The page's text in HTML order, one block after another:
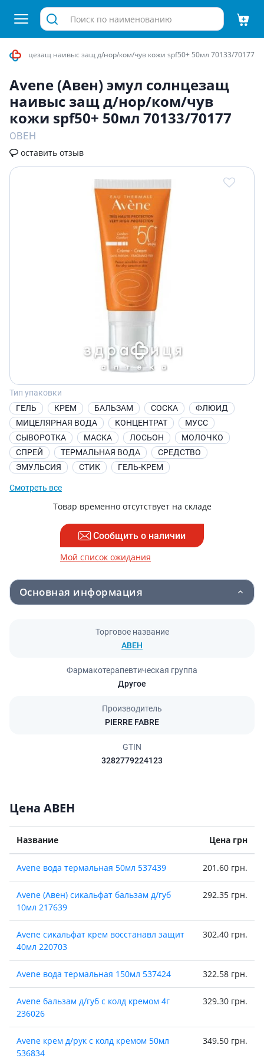
солнцезащ наивыс защ д/нор/ком/чув кожи spf50+ 50мл 70133/70177
Avene (Авен) эмул солнцезащ
наивыс защ д/нор/ком/чув
кожи spf50+ 50мл 70133/70177
ОВЕН
оставить отзыв
Тип упаковки
ГЕЛЬ
КРЕМ БАЛЬЗАМ СОСКА
ФЛЮИД
МИЦЕЛЯРНАЯ ВОДА
КОНЦЕНТРАТ
МУСС
СЫВОРОТКА
МАСКА ЛОСЬОН
МОЛОЧКО
СПРЕЙ
ТЕРМАЛЬНАЯ ВОДА
СРЕДСТВО
ЭМУЛЬСИЯ
СТИК ГЕЛЬ-КРЕМ
Смотреть все
Товар временно отсутствует на складе
Сообщить о наличии
Мой список ожидания
Основная информация
Торговое название
АВЕН
Фармакотерапевтическая группа
Другое
Производитель
PIERRE FABRE
GTIN
3282779224123
Цена АВЕН
Название Цена грн
Avene вода термальная 50мл 537439 201.60 грн.
Avene (Авен) сикальфат бальзам д/губ
10мл 217639
292.35 грн.
Avene сикальфат крем восстанавл защит
40мл 220703
302.40 грн.
Avene вода термальная 150мл 537424 322.58 грн.
Avene бальзам д/губ с колд кремом 4г
236026
329.30 грн.
Avene крем д/рук с колд кремом 50мл
536834
349.50 грн.